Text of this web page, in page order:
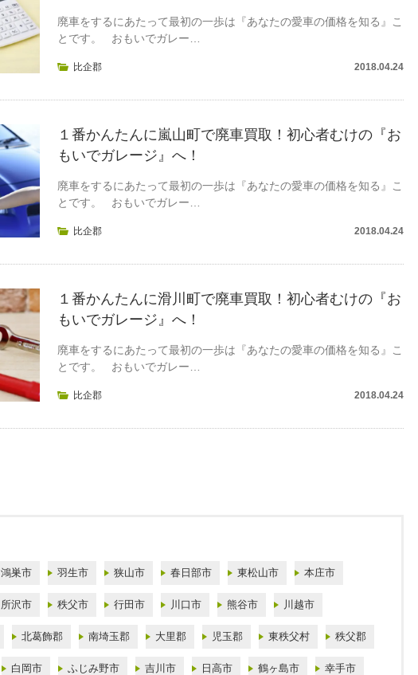
廃車をするにあたって最初の一歩は『あなたの愛車の価格を知る』こ
とです。 おもいでガレー…
比企郡 2018.04.24
１番かんたんに嵐山町で廃車買取！初心者むけの『お
もいでガレージ』へ！
廃車をするにあたって最初の一歩は『あなたの愛車の価格を知る』こ
とです。 おもいでガレー…
比企郡 2018.04.24
１番かんたんに滑川町で廃車買取！初心者むけの『お
もいでガレージ』へ！
廃車をするにあたって最初の一歩は『あなたの愛車の価格を知る』こ
とです。 おもいでガレー…
比企郡 2018.04.24
鴻巣市 羽生市 狭山市 春日部市 東松山市 本庄市
所沢市 秩父市 行田市 川口市 熊谷市 川越市
北葛飾郡 南埼玉郡 大里郡 児玉郡 東秩父村 秩父郡
白岡市 ふじみ野市 吉川市 日高市 鶴ヶ島市 幸手市